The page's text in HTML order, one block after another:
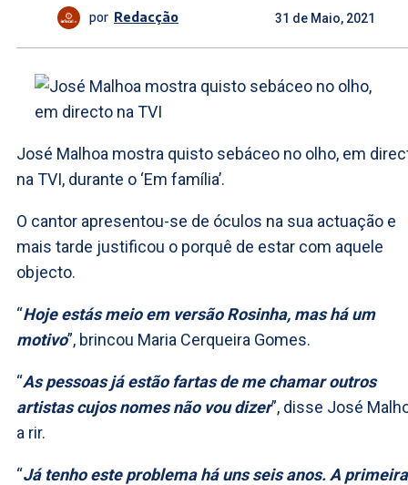
por Redacção 31 de Maio, 2021
José Malhoa mostra quisto sebáceo no olho, em
na TVI, durante o ‘Em família’.
O cantor apresentou-se de óculos na sua actuação e
mais tarde justificou o porquê de estar com aquele
objecto.
“Hoje estás meio em versão Rosinha, mas há um
motivo”, brincou Maria Cerqueira Gomes.
“As pessoas já estão fartas de me chamar outros
artistas cujos nomes não vou dizer”, disse José
a rir.
“Já tenho este problema há uns seis anos. A primeira